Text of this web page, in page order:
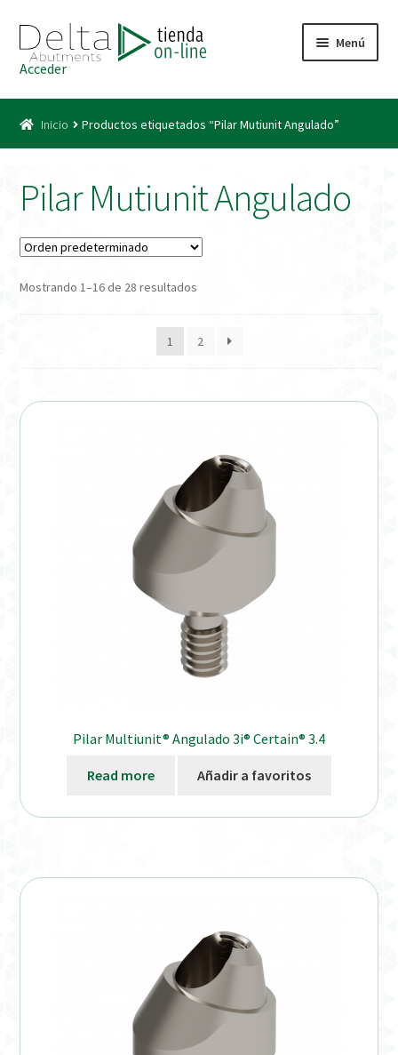
a
la
navegación
al
contenido
Menú
Acceso
Carrito
Distribuidores
Instrucciones de uso (ESP)
Instructions for Use (ENG)
Productos Favoritos
Welcome to DELTA Abutments | Tienda Online!
Acceder
Inicio Productos etiquetados “Pilar Mutiunit Angulado”
Pilar Mutiunit Angulado
Mostrando 1–16 de 28 resultados
1 2
Pilar Multiunit® Angulado 3i® Certain® 3.4
Read more Añadir a favoritos